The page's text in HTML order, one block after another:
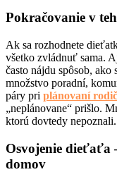
Pokračovanie v
Ak sa rozhodnete
všetko zvládnuť sama.
často nájdu spôsob,
množstvo poradní,
páry pri plánovaní
„neplánovane“ prišlo.
ktorú dovtedy nepoznali.
Osvojenie dieťaťa
domov